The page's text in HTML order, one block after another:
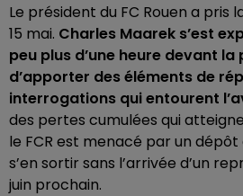
Le président du FC Rouen a pris
15 mai. Charles Maarek s’est
peu plus d’une heure devant
d’apporter des éléments de
interrogations qui entourent
des pertes cumulées qui
le FCR est menacé par un
s’en sortir sans l’arrivée d’un
juin prochain.